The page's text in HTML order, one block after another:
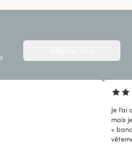
Je
mais
«